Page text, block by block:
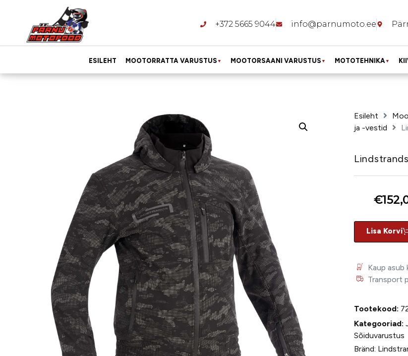
+372 5665 9044 info@parnumoto.ee
ESILEHT MOOTORRATTA VARUSTUS ▼ MOOTORSAANI VARUSTUS ▼ MOTOTEHNIKA▼
Esileht
ja -vestid
€
Lisa Korvi
Kaup asub
Transport
Tootekood:
Kategooriad:
Sõiduvarustus
Bränd: